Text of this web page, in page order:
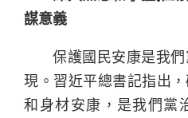
謀意義
保護國民安康是我
現。習近平總書記指出
和身材安康，是我們黨